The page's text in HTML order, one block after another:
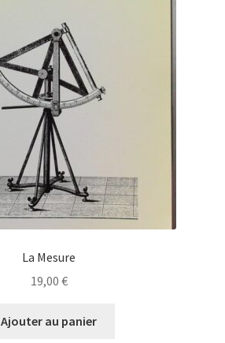
La Mesure
19,00 €
Ajouter au panier